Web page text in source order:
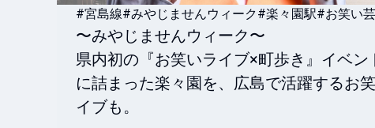
#宮島線#みやじませんウィーク#楽々園駅#お笑い
〜みやじませんウィーク〜
県内初の『お笑いライブ×町歩き』イベ
に詰まった楽々園を、広島で活躍するお
イブも。